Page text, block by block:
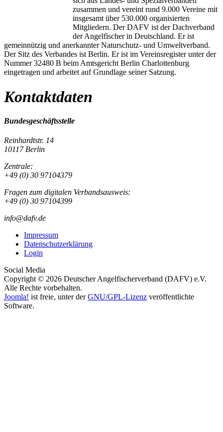
zusammen und vereint rund 9.000 Vereine mit
insgesamt über 530.000 organisierten
Mitgliedern. Der DAFV ist der Dachverband
der Angelfischer in Deutschland. Er ist
gemeinnützig und anerkannter Naturschutz- und Umweltverband.
Der Sitz des Verbandes ist Berlin. Er ist im Vereinsregister unter der
Nummer 32480 B beim Amtsgericht Berlin Charlottenburg
eingetragen und arbeitet auf Grundlage seiner Satzung.
Kontaktdaten
Bundesgeschäftsstelle
Reinhardtstr. 14
10117 Berlin
Zentrale:
+49 (0) 30 97104379
Fragen zum digitalen Verbandsausweis:
+49 (0) 30 97104399
info@dafv.de
Impressum
Datenschutzerklärung
Login
Social Media
Copyright © 2026 Deutscher Angelfischerverband (DAFV) e.V.
Alle Rechte vorbehalten.
Joomla! ist freie, unter derGNU/GPL-Lizenz veröffentlichte
Software.